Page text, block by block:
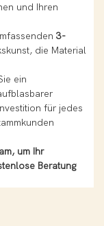
und Ihren
3-
die Material
ein
für jedes
um Ihr
Beratung